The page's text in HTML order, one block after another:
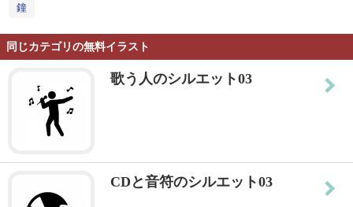
鐘
同じカテゴリの無料イラスト
歌う人のシルエット03
CDと音符のシルエット03